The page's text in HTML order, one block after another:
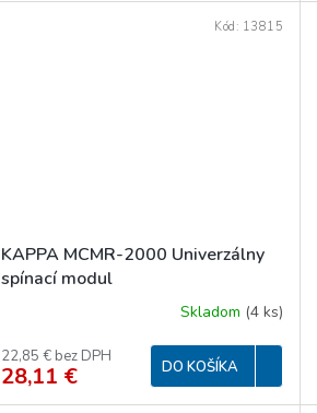
KAPPA MCMR-2000 Univerzálny
spínací modul
Skladom (4 ks)
22,85 € bez DPH
28,11 € DO KOŠÍKA
Kód: 13815